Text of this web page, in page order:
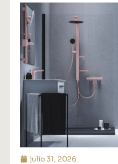
julio 31, 2026